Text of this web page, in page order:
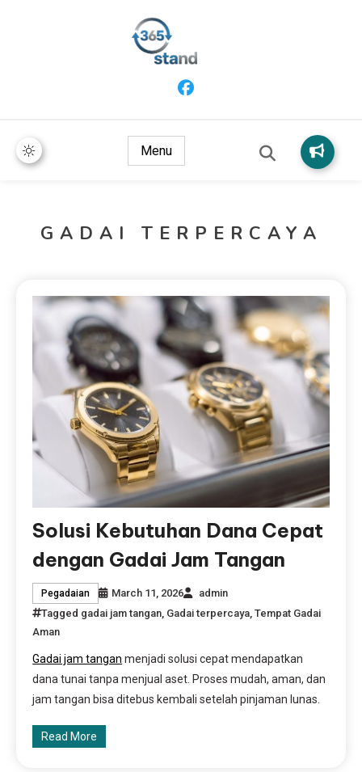
Menu
GADAI TERPERCAYA
Solusi Kebutuhan Dana Cepat
dengan Gadai Jam Tangan
Pegadaian March 11, 2026
admin
Tagged gadai jam tangan, Gadai terpercaya,Tempat Gadai
Aman
Gadai jam tangan menjadi solusi cepat mendapatkan
dana tunai tanpa menjual aset. Proses mudah, aman, dan
jam tangan bisa ditebus kembali setelah pinjaman lunas.
Read More